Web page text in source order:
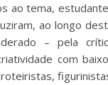
ao tema,
ao longo
– pela
com